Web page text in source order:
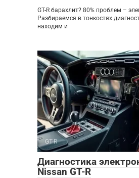
GT-R барахлит? 80% проблем –
Разбираемся в тонкостях
находим и
GT-R
Диагностика
Nissan GT-R